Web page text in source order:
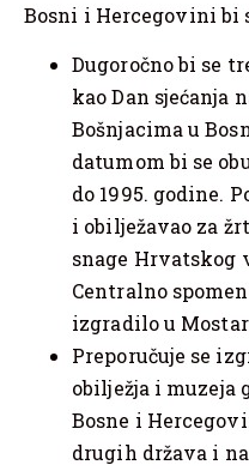
Bosni i Hercegovini bi
Dugoročno bi se
kao Dan sjećanja
Bošnjacima u
datumom bi se
do 1995. godine.
i obilježavao za
snage Hrvatskog
Centralno
izgradilo u
Preporučuje se
obilježja i muzeja
Bosne i
drugih država i